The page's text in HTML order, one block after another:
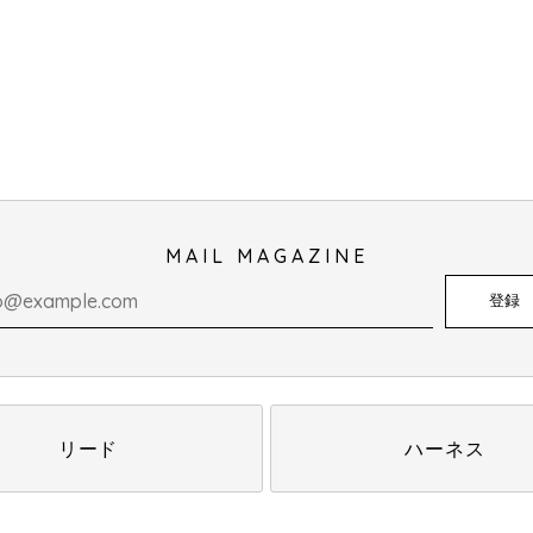
MAIL MAGAZINE
登録
リード ハーネス